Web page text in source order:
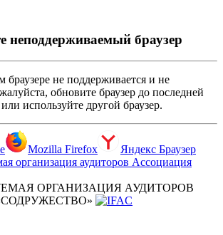
неподдерживаемый браузер
браузере не поддерживается и не
обновите браузер до последней
используйте другой браузер.
Mozilla Firefox Яндекс Браузер
ОРГАНИЗАЦИЯ АУДИТОРОВ